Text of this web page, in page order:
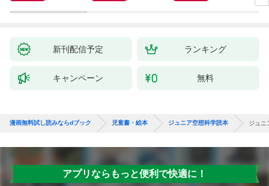
新刊配信予定 ランキング
キャンペーン 無料
漫画無料試し読みならdブック 児童書・絵本 ジュニア空想科学読本 ジュニ
アプリならもっと便利で快適に！